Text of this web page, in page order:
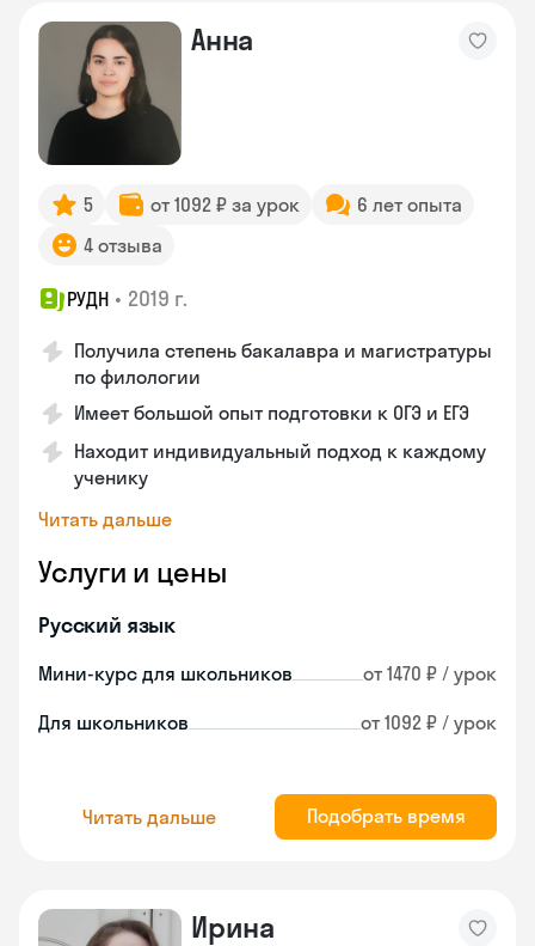
Анна
5 от 1092 ₽ за урок
6 лет опыта
4 отзыва
РУДН • 2019 г.
Получила степень бакалавра и магистратуры
по филологии
Имеет большой опыт подготовки к ОГЭ и ЕГЭ
Находит индивидуальный подход к каждому
ученику
Читать дальше
Услуги и цены
Русский язык
Мини-курс для школьников от 1470 ₽ / урок
Для школьников от 1092 ₽ / урок
Читать дальше Подобрать время
Ирина